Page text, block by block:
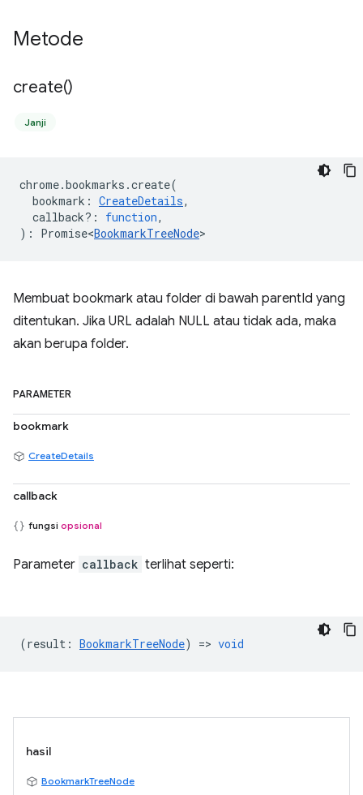
Metode
create()
Janji
chrome.bookmarks .create(
bookmark : CreateDetails,
callback? : function,
) : Promise<BookmarkTreeNode>
Membuat bookmark atau folder di bawah parentId yang
ditentukan. Jika URL adalah NULL atau tidak ada, maka
akan berupa folder.
PARAMETER
bookmark
CreateDetails
callback
fungsi opsional
Parameter callback terlihat seperti:
(result : BookmarkTreeNode) => void
hasil
BookmarkTreeNode